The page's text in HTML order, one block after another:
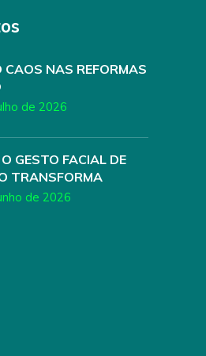
CAOS NAS REFORMAS
de 2026
GESTO FACIAL DE
TRANSFORMA
de 2026